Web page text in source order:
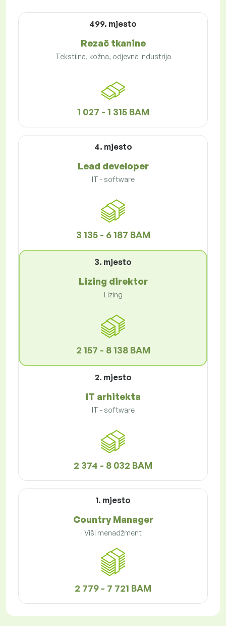
499. mjesto
Rezač tkanine
Tekstilna, kožna, odjevna industrija
1 027 - 1 315 BAM
4. mjesto
Lead developer
IT - software
3 135 - 6 187 BAM
3. mjesto
Lizing direktor
Lizing
2 157 - 8 138 BAM
2. mjesto
IT arhitekta
IT - software
2 374 - 8 032 BAM
1. mjesto
Country Manager
Viši menadžment
2 779 - 7 721 BAM